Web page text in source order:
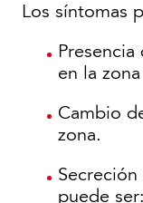
Los síntomas
en la
Cambio
zona.
puede